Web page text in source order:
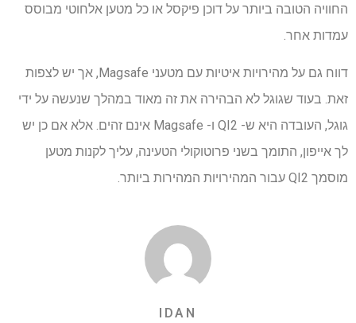
החוויה הטובה ביותר על דוכן פיקסל או כל מטען אלחוטי מבוסס
עמדות אחר.
דווח גם על מהירויות איטיות עם מטעני Magsafe, אך יש לצפות
זאת. בעוד שגוגל לא הבהירה את זה מאוד במהלך שנעשה על ידי
גוגל, העובדה היא ש- QI2 ו- Magsafe אינם זהים. אלא אם כן יש
לך אייפון, התומך בשני פרוטוקולי הטעינה, עליך לקנות מטען
מוסמך QI2 עבור המהירויות המהירות ביותר.
IDAN